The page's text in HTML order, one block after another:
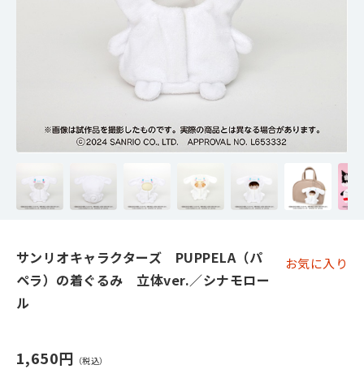
サンリオキャラクターズ PUPPELA（パ
ペラ）の着ぐるみ 立体ver.／シナモロー
ル
お気に入り
1,650円